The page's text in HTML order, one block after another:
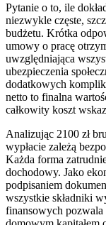
Pytanie o to, ile
niezwykle częste,
budżetu. Krótka
umowy o pracę
uwzględniająca
ubezpieczenia
dodatkowych
netto to finalna
całkowity koszt
Analizując 2100 zł
wypłacie zależą
Każda forma
dochodowy. Jako
podpisaniem
wszystkie składniki
finansowych pozwala